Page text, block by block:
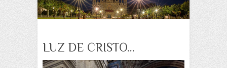
LUZ DE CRISTO…